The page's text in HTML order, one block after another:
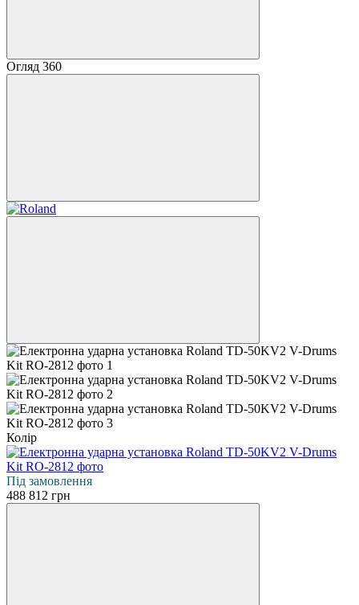
Огляд 360
Колір
Під замовлення
488 812 грн